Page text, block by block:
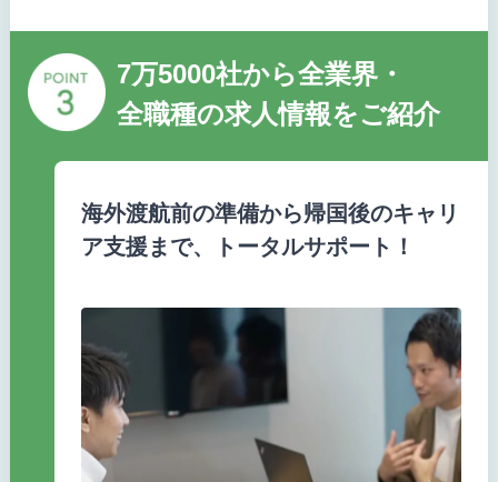
7万5000社から全業界・
全職種の求人情報をご紹介
海外渡航前の準備から帰国後のキャリ
ア支援まで、トータルサポート！